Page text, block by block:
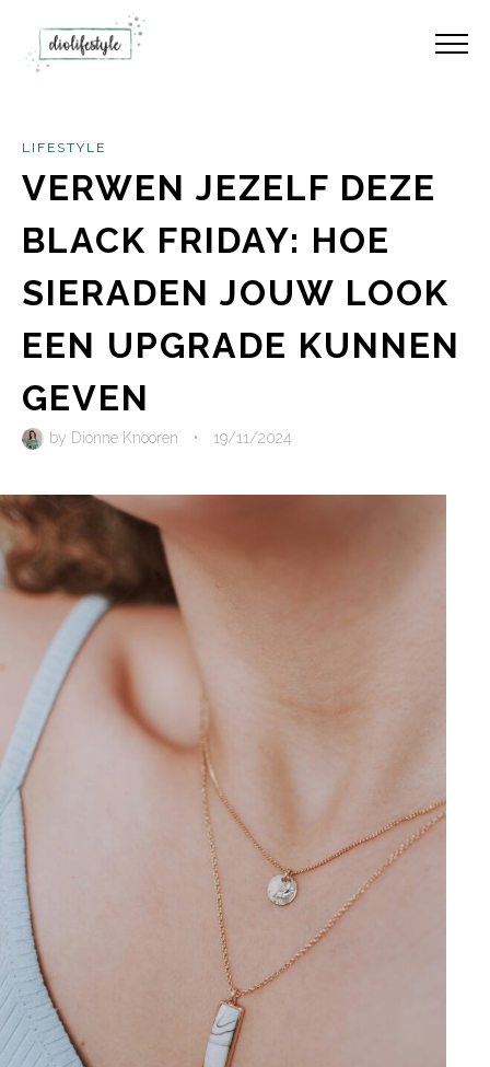
LIFESTYLE
VERWEN JEZELF DEZE
BLACK FRIDAY: HOE
SIERADEN JOUW LOOK
EEN UPGRADE KUNNEN
GEVEN
by Dionne Knooren • 19/11/2024